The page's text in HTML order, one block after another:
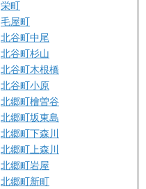
栄町
毛屋町
北谷町中尾
北谷町杉山
北谷町木根橋
北谷町小原
北郷町檜曽谷
北郷町坂東島
北郷町下森川
北郷町上森川
北郷町岩屋
北郷町新町